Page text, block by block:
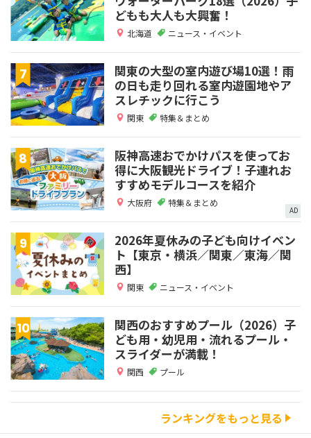
どもも大人も大興奮！
北海道 ニュース・イベント
関東の大型の室内遊び場10選！雨
の日も走り回れる室内遊園地やア
スレチックに行こう
関東 特集＆まとめ
阪神高速おでかけパスを使ってお
得に大阪観光ドライブ！子連れお
すすめモデルコースを紹介
大阪府 特集＆まとめ
AD
2026年夏休みの子ども向けイベン
ト【東京・横浜／関東／東海／関
西】
関東 ニュース・イベント
関西のおすすめプール（2026）子
ども用・幼児用・流れるプール・
スライダーが満載！
関西 プール
ランキングをもっと見る